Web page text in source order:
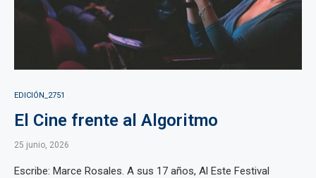
EDICIÓN_2751
El Cine frente al Algoritmo
25 junio, 2026
Escribe: Marce Rosales. A sus 17 años, Al Este Festival